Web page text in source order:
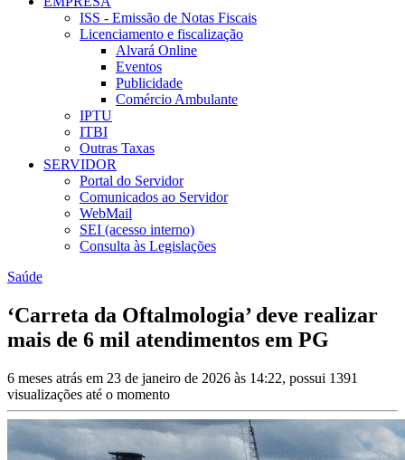
ISS - Emissão de Notas Fiscais
Licenciamento e fiscalização
Alvará Online
Eventos
Publicidade
Comércio Ambulante
IPTU
ITBI
Outras Taxas
SERVIDOR
Portal do Servidor
Comunicados ao Servidor
WebMail
SEI (acesso interno)
Consulta às Legislações
Saúde
‘Carreta da Oftalmologia’ deve realizar
mais de 6 mil atendimentos em PG
6 meses atrás em 23 de janeiro de 2026 às 14:22, possui 1391
visualizações até o momento